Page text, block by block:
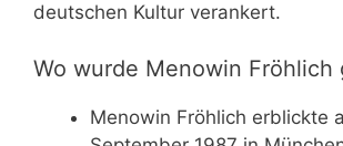
deutschen Kultur verankert.
Wo wurde Menowin Fröhlich
Menowin Fröhlich erblickte